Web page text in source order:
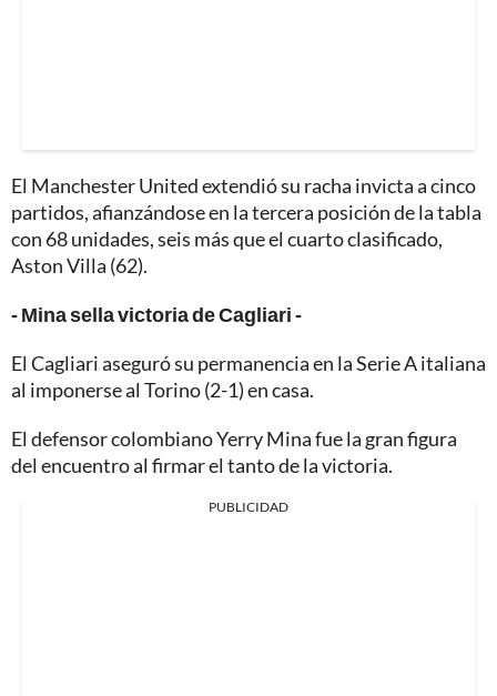
El Manchester United extendió su racha invicta a cinco
partidos, afianzándose en la tercera posición de la tabla
con 68 unidades, seis más que el cuarto clasificado,
Aston Villa (62).
- Mina sella victoria de Cagliari -
El Cagliari aseguró su permanencia en la Serie A italiana
al imponerse al Torino (2-1) en casa.
El defensor colombiano Yerry Mina fue la gran figura
del encuentro al firmar el tanto de la victoria.
PUBLICIDAD